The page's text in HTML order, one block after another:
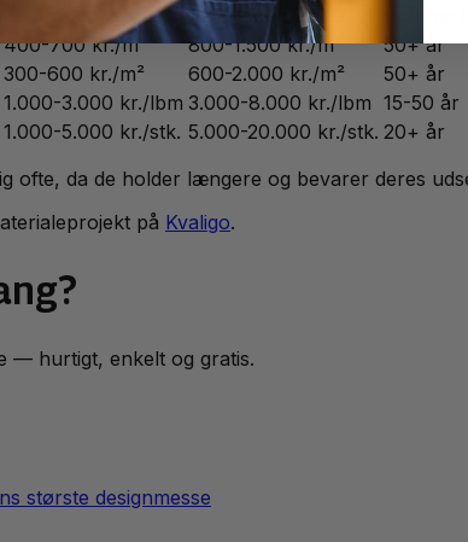
Standardpris Designerpris
400-700 kr./m² 800-1.500 kr./m²
50+ år
300-600 kr./m² 600-2.000 kr./m²
50+ år
1.000-3.000 kr./lbm 3.000-8.000 kr./lbm 15-50 år
1.000-5.000 kr./stk. 5.000-20.000 kr./stk. 20+ år
ofte, da de holder længere og bevarer deres
på Kvaligo.
— hurtigt, enkelt og gratis.
største designmesse